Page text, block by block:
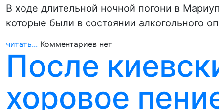
В ходе длительной ночной погони в
которые были в состоянии алкогольного
читать... Комментариев нет
После
хоровое